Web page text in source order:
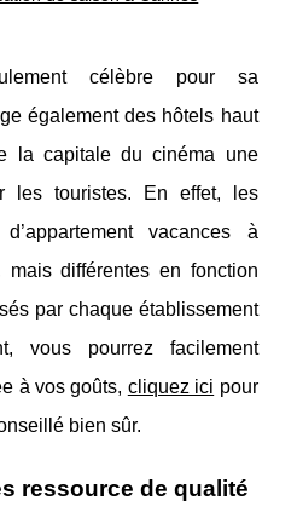
célèbre pour sa
également des hôtels haut
la capitale du cinéma une
les touristes. En effet, les
vacances à
mais différentes en fonction
par chaque établissement
vous pourrez facilement
à vos goûts, cliquez ici pour
bien sûr.
ressource de qualité